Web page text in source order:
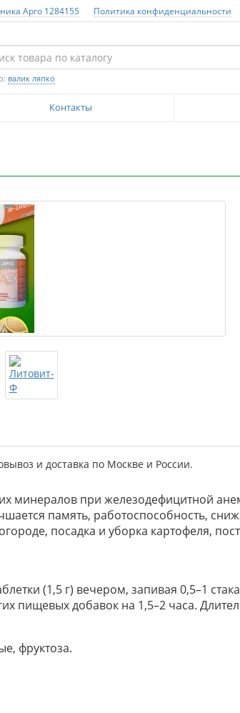
Арго 1284155 Политика конфиденциальности
валик ляпко
Контакты
и доставка по Москве и России.
минералов при железодефицитной
память, работоспособность,
посадка и уборка картофеля,
(1,5 г) вечером, запивая 0,5–1
пищевых добавок на 1,5–2 часа.
фруктоза.